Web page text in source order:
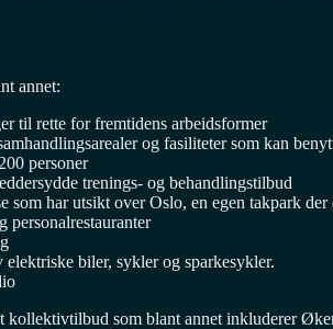
annet:
til rette for fremtidens arbeidsformer
og fasiliteter som kan
personer
trenings- og behandlingstilbud
som har utsikt over Oslo, en egen takpark
personalrestauranter
biler, sykler og sparkesykler.
kollektivtilbud som blant annet inkluderer